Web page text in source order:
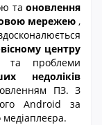
та оновлення
мережею,
центру
та проблеми
недоліків
ПЗ. З
Android за